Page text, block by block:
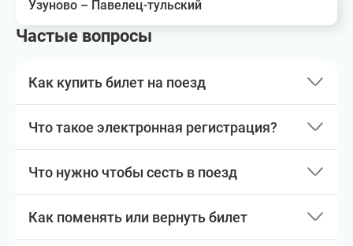
Узуново – Павелец-тульский
Частые вопросы
Как купить билет на поезд
Что такое электронная регистрация?
Что нужно чтобы сесть в поезд
Как поменять или вернуть билет